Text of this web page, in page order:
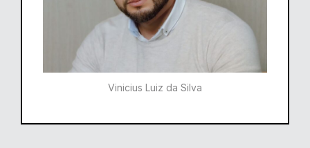
Vinicius Luiz da Silva